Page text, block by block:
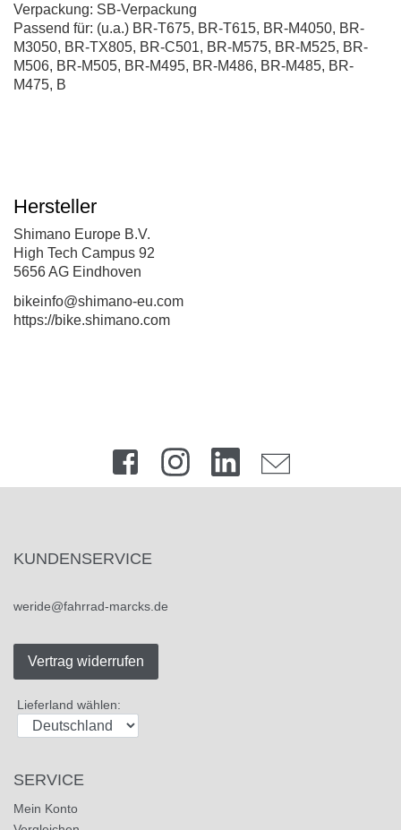
Verpackung: SB-Verpackung
Passend für: (u.a.) BR-T675, BR-T615, BR-M4050, BR-
M3050, BR-TX805, BR-C501, BR-M575, BR-M525, BR-
M506, BR-M505, BR-M495, BR-M486, BR-M485, BR-
M475, B
Hersteller
Shimano Europe B.V.
High Tech Campus 92
5656 AG Eindhoven
bikeinfo@shimano-eu.com
https://bike.shimano.com
KUNDENSERVICE
weride@fahrrad-marcks.de
Vertrag widerrufen
Lieferland wählen:
SERVICE
Mein Konto